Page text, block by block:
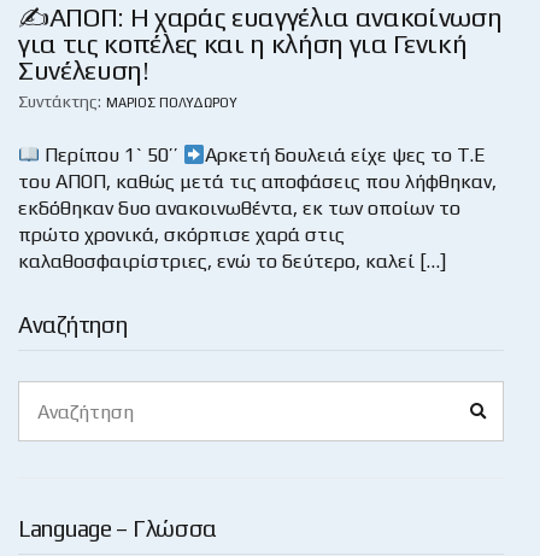
Αναζήτηση
for:
Language – Γλώσσα
✍️ΑΠΟΠ: Η χαράς ευαγγέλια ανακοίνωση
για τις κοπέλες και η κλήση για Γενική
Συνέλευση!
Συντάκτης: ΜΆΡΙΟΣ ΠΟΛΥΔΏΡΟΥ
Περίπου 1` 50’’
Αρκετή δουλειά είχε ψες το Τ.Ε
του ΑΠΟΠ, καθώς μετά τις αποφάσεις που λήφθηκαν,
εκδόθηκαν δυο ανακοινωθέντα, εκ των οποίων το
πρώτο χρονικά, σκόρπισε χαρά στις
καλαθοσφαιρίστριες, ενώ το δεύτερο, καλεί […]